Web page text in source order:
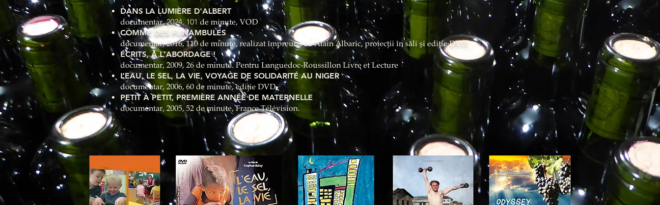
DANS LA LUMIÈRE D'ALBERT
documentar,2024, 101 de minute, VOD
COMME DES FUNAMBULES
documentar, 2016, 110 de minute, realizat împreună cu Alain Albaric, proiecţii în săli şi ediţie DVD.
ÉCRITS, À L'ABORDAGE !
documentar, 2009, 26 de minute. Pentru Languedoc-Roussillon Livre et Lecture
L’EAU, LE SEL, LA VIE, VOYAGE DE SOLIDARITÉ AU NIGER
documentar, 2006, 60 de minute, ediţie DVD.
PETIT À PETIT, PREMIÈRE ANNÉE DE MATERNELLE
documentar, 2005, 52 de minute, France Télévision.